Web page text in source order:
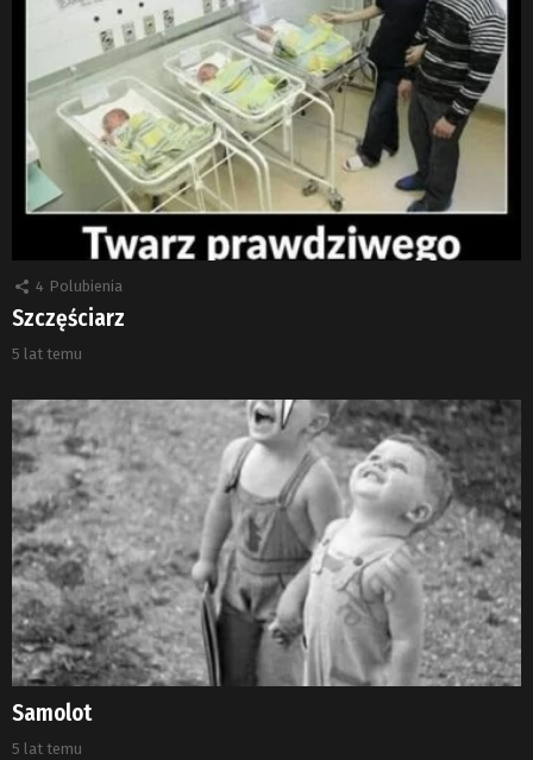
4 Polubienia
Szczęściarz
5 lat temu
Samolot
5 lat temu